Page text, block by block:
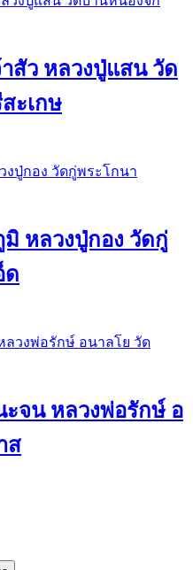
สัว หลวงปู่แสน วัด
ะเกษ
หลวงปู่กอง วัดกู่
ด
ะจน หลวงพ่อรักษ์ อ
ส